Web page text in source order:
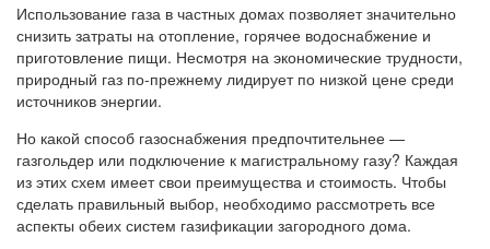
Использование газа в частных домах позволяет значительно
снизить затраты на отопление, горячее водоснабжение и
приготовление пищи. Несмотря на экономические трудности,
природный газ по-прежнему лидирует по низкой цене среди
источников энергии.
Но какой способ газоснабжения предпочтительнее —
газгольдер или подключение к магистральному газу? Каждая
из этих схем имеет свои преимущества и стоимость. Чтобы
сделать правильный выбор, необходимо рассмотреть все
аспекты обеих систем газификации загородного дома.